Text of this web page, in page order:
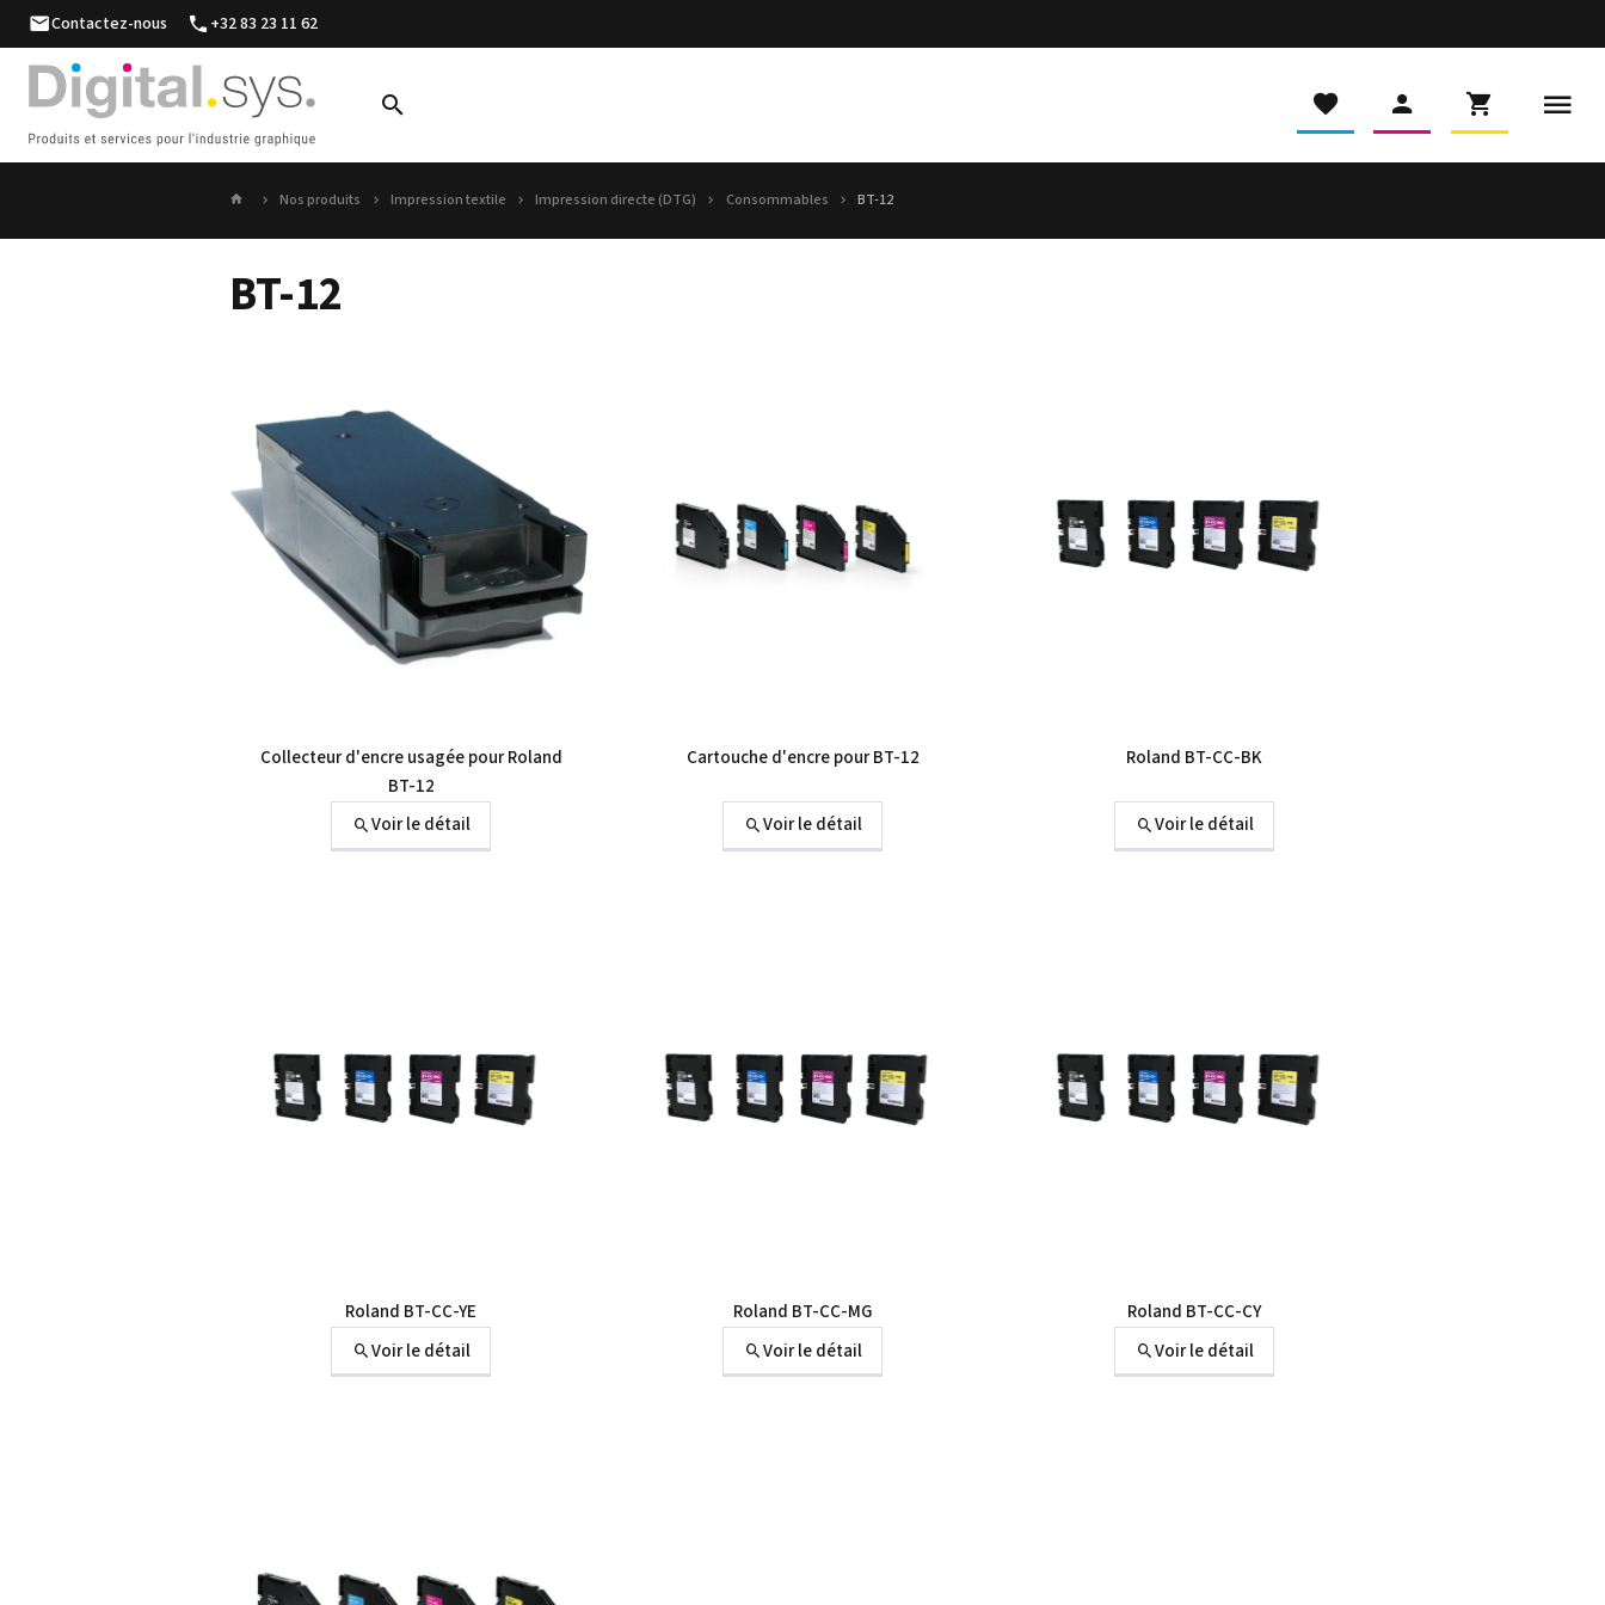
Contactez-nous +32 83 23 11 62
Nos produits Impression textile Impression directe (DTG) Consommables BT-12
BT-12
Collecteur d'encre usagée pour Roland
BT-12
Voir le détail
Cartouche d'encre pour BT-12
Voir le détail
Roland BT-CC-BK
Voir le détail
Roland BT-CC-YE
Voir le détail
Roland BT-CC-MG
Voir le détail
Roland BT-CC-CY
Voir le détail